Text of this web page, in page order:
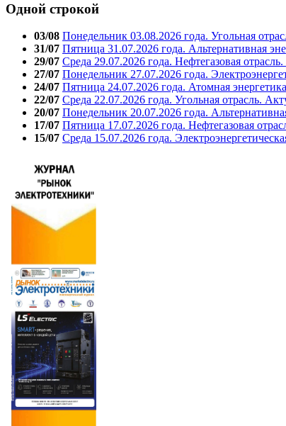
Одной строкой
03/08 Понедельник 03.08.2026 года. Угольная
31/07 Пятница 31.07.2026 года. Альтернативная
29/07 Среда 29.07.2026 года. Нефтегазовая
27/07 Понедельник 27.07.2026 года.
24/07 Пятница 24.07.2026 года. Атомная
22/07 Среда 22.07.2026 года. Угольная отрасль.
20/07 Понедельник 20.07.2026 года.
17/07 Пятница 17.07.2026 года. Нефтегазовая
15/07 Среда 15.07.2026 года.